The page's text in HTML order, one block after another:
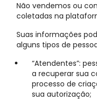
Não vendemos ou
coletadas na
Suas informações
alguns tipos de
“Atendentes”:
a recuperar sua
processo de
sua autorização;